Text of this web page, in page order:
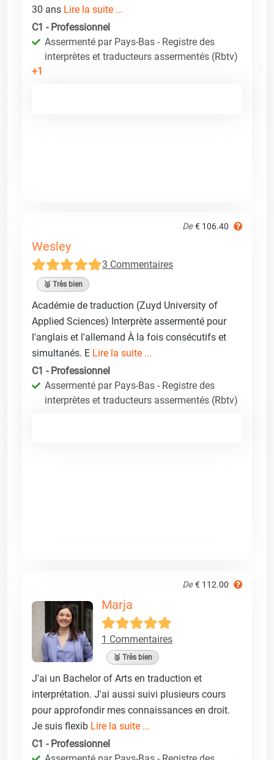
30 ans Lire la suite ...
C1 - Professionnel
Assermenté par Pays-Bas - Registre des
interprètes et traducteurs assermentés (Rbtv)
+1
De € 106.40
Wesley
3 Commentaires
🥈 Très bien
Académie de traduction (Zuyd University of
Applied Sciences) Interprète assermenté pour
l'anglais et l'allemand À la fois consécutifs et
simultanés. E Lire la suite ...
C1 - Professionnel
Assermenté par Pays-Bas - Registre des
interprètes et traducteurs assermentés (Rbtv)
De € 112.00
Marja
1 Commentaires
🥈 Très bien
J'ai un Bachelor of Arts en traduction et
interprétation. J'ai aussi suivi plusieurs cours
pour approfondir mes connaissances en droit.
Je suis flexib Lire la suite ...
C1 - Professionnel